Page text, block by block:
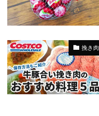
挽き肉